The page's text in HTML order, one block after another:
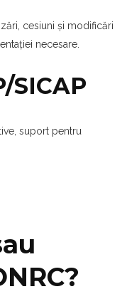
cesiuni și modificări
necesare.
SICAP
suport pentru